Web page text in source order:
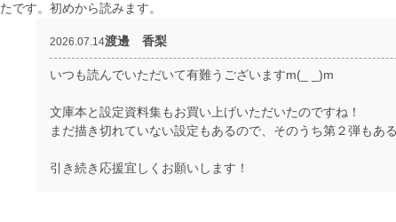
たです。初めから読みます。
2026.07.14渡邊 香梨
いつも読んでいただいて有難うございますm(_ _)m
文庫本と設定資料集もお買い上げいただいたのですね！
まだ描き切れていない設定もあるので、そのうち第２弾もあ
引き続き応援宜しくお願いします！